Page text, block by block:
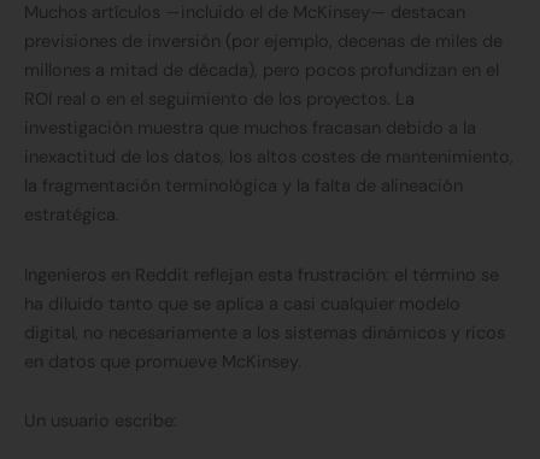
Muchos artículos —incluido el de McKinsey— destacan
previsiones de inversión (por ejemplo, decenas de miles de
millones a mitad de década), pero pocos profundizan en el
ROI real o en el seguimiento de los proyectos. La
investigación muestra que muchos fracasan debido a la
inexactitud de los datos, los altos costes de mantenimiento,
la fragmentación terminológica y la falta de alineación
estratégica.
Ingenieros en Reddit reflejan esta frustración: el término se
ha diluido tanto que se aplica a casi cualquier modelo
digital, no necesariamente a los sistemas dinámicos y ricos
en datos que promueve McKinsey.
Un usuario escribe: